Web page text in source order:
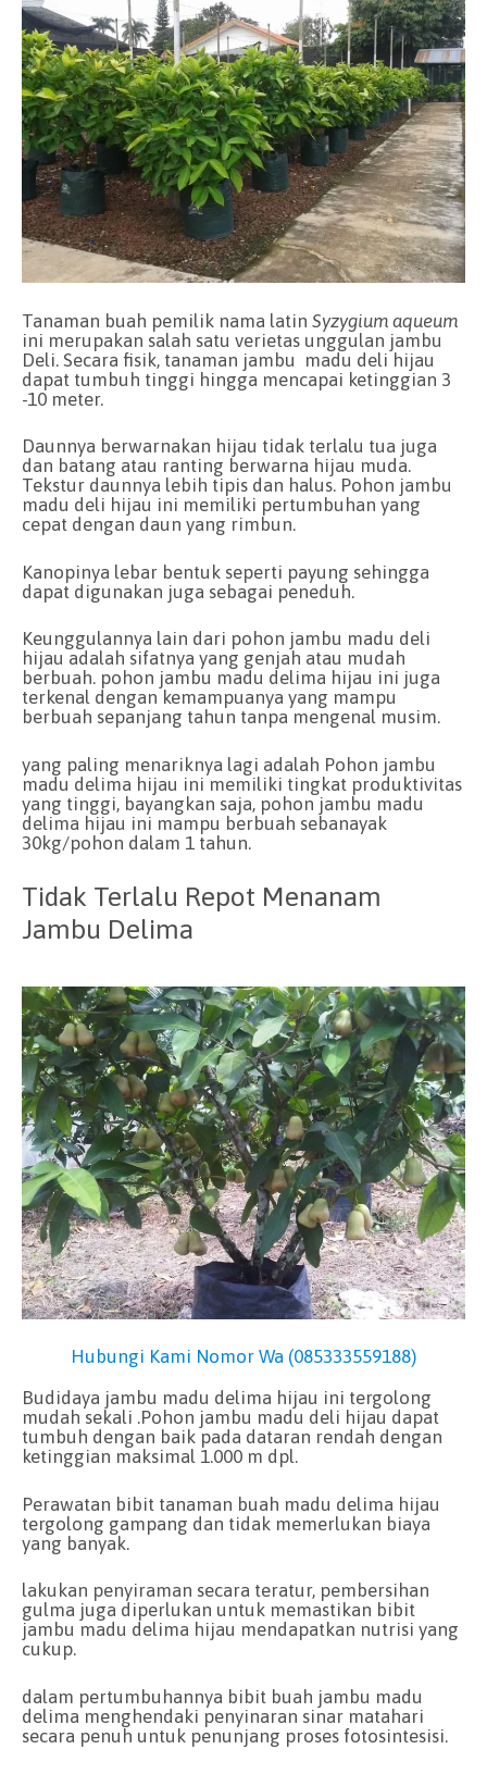
Tanaman buah pemilik nama latin Syzygium aqueum
ini merupakan salah satu verietas unggulan jambu
Deli. Secara fisik, tanaman jambu madu deli hijau
dapat tumbuh tinggi hingga mencapai ketinggian 3
-10 meter.
Daunnya berwarnakan hijau tidak terlalu tua juga
dan batang atau ranting berwarna hijau muda.
Tekstur daunnya lebih tipis dan halus. Pohon jambu
madu deli hijau ini memiliki pertumbuhan yang
cepat dengan daun yang rimbun.
Kanopinya lebar bentuk seperti payung sehingga
dapat digunakan juga sebagai peneduh.
Keunggulannya lain dari pohon jambu madu deli
hijau adalah sifatnya yang genjah atau mudah
berbuah. pohon jambu madu delima hijau ini juga
terkenal dengan kemampuanya yang mampu
berbuah sepanjang tahun tanpa mengenal musim.
yang paling menariknya lagi adalah Pohon jambu
madu delima hijau ini memiliki tingkat produktivitas
yang tinggi, bayangkan saja, pohon jambu madu
delima hijau ini mampu berbuah sebanayak
30kg/pohon dalam 1 tahun.
Tidak Terlalu Repot Menanam
Jambu Delima
Hubungi Kami Nomor Wa (085333559188)
Budidaya jambu madu delima hijau ini tergolong
mudah sekali .Pohon jambu madu deli hijau dapat
tumbuh dengan baik pada dataran rendah dengan
ketinggian maksimal 1.000 m dpl.
Perawatan bibit tanaman buah madu delima hijau
tergolong gampang dan tidak memerlukan biaya
yang banyak.
lakukan penyiraman secara teratur, pembersihan
gulma juga diperlukan untuk memastikan bibit
jambu madu delima hijau mendapatkan nutrisi yang
cukup.
dalam pertumbuhannya bibit buah jambu madu
delima menghendaki penyinaran sinar matahari
secara penuh untuk penunjang proses fotosintesisi.